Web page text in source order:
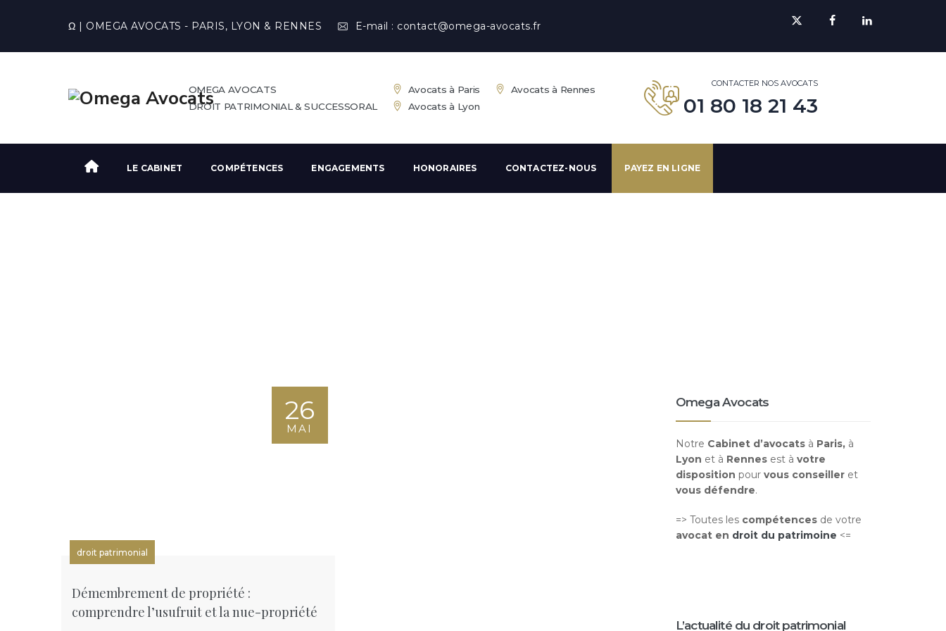
Ω | OMEGA AVOCATS - PARIS, LYON & RENNES E-mail : contact@omega-avocats.fr
OMEGA AVOCATS
DROIT PATRIMONIAL & SUCCESSORAL
Avocats à Paris
Avocats à Lyon
Avocats à Rennes
CONTACTER NOS AVOCATS
01 80 18 21 43
LE CABINET COMPÉTENCES ENGAGEMENTS HONORAIRES CONTACTEZ-NOUS PAYEZ EN LIGNE
26
MAI
droit patrimonial
Démembrement de propriété :
comprendre l’usufruit et la nue-propriété
Omega Avocats
Notre Cabinet d’avocats à Paris, à
Lyon et à Rennes est àvotre
disposition pourvous conseiller et
vous défendre.
=> Toutes les compétences de votre
avocat en droit du patrimoine <=
L’actualité du droit patrimonial